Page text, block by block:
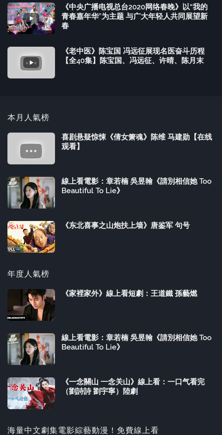
《中央广播电视总台2020网络春晚》以“我的
青春嘉年华”为主题 与广大年轻人共同展望新
春
《老中医》陈宝国 冯远征展现名医奋斗历程
【全40集】陈宝国、冯远征、许晴、陈月末
本月人氣榜
喜剧悬疑惊悚《倩女箫魂》陈维 马建勋【在线
观看】
線上看電影：章若楠 吳昱翰《請別相信她 Too
Beautiful To Lie》
《东北喜事之山炮扶上墙》唐鉴军 句号
年度人氣榜
《家裡家外》線上看短劇：王道鐵 孫藝燃
線上看電影：章若楠 吳昱翰《請別相信她 Too
Beautiful To Lie》
《一念關山 一念关山》線上看：一口气看完
（劉詩詩 劉宇寧）陸劇
海量中文劇集電影綜藝動漫！免費線上看